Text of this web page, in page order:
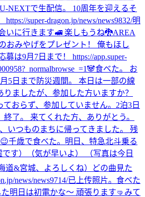
NEXTで生配信。 10周年を迎えるそ
super-dragon.jp/news/news9832/明
いに行きます🚅 楽しもうね🐉AREA
おみやげをプレゼント！ 俺もほし
は9月7日まで！ https://app.super-
🐼食べた。 お
5日まで防災週間。 本日は一部の線
りましたが、参加した方いますか？
おらず、参加していません。 2泊3日
了。 来てくれた方、ありがとう。
いつものまちに帰ってきました。 残
千歳で食べた。 明日、特急北斗乗る
す）（気が早いよ） （写真は今日
道&宮城、よろしくね）
どの曲見た
news/news9714/已上传照片。 食べた
明日は初電かな〜 頑張ります🤜 みて